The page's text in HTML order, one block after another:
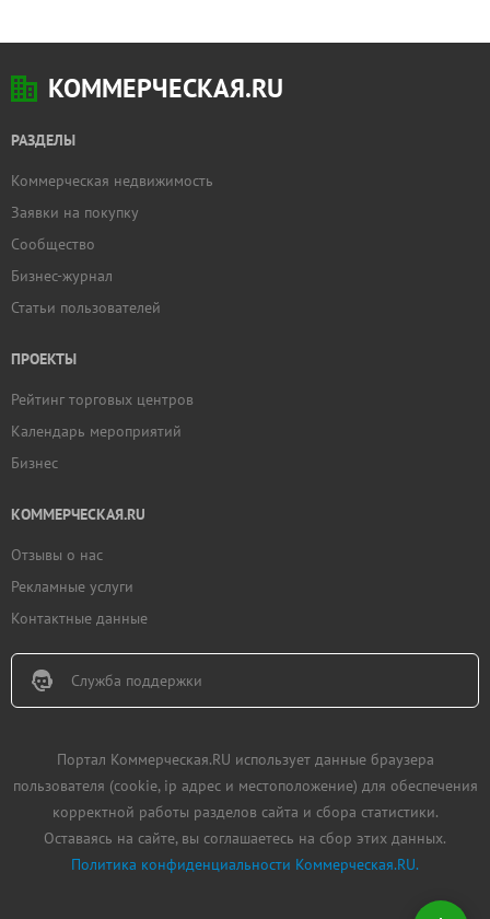
Добавить
КОММЕРЧЕСКАЯ.RU
РАЗДЕЛЫ
Коммерческая недвижимость
Заявки на покупку
Сообщество
Бизнес-журнал
Статьи пользователей
ПРОЕКТЫ
Рейтинг торговых центров
Календарь мероприятий
Бизнес
КОММЕРЧЕСКАЯ.RU
Отзывы о нас
Рекламные услуги
Контактные данные
Служба поддержки
Портал Коммерческая.RU использует данные браузера
пользователя (cookie, ip адрес и местоположение) для обеспечения
корректной работы разделов сайта и сбора статистики.
Оставаясь на сайте, вы соглашаетесь на сбор этих данных.
Политика конфиденциальности Коммерческая.RU.